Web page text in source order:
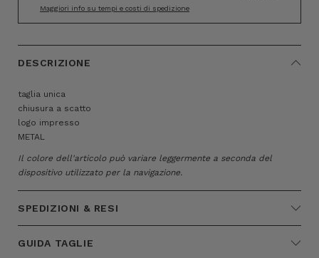
Maggiori info su tempi e costi di spedizione
DESCRIZIONE
taglia unica
chiusura a scatto
logo impresso
METAL
Il colore dell'articolo può variare leggermente a seconda del
dispositivo utilizzato per la navigazione.
SPEDIZIONI & RESI
GUIDA TAGLIE